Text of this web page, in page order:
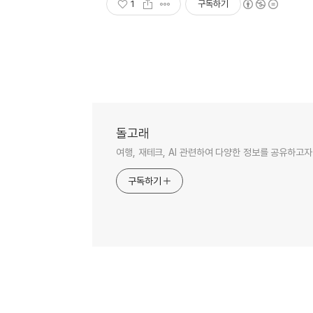
1 구독하기
돌고래
여행, 재테크, AI 관련하여 다양한 정보를 공유하고
구독하기